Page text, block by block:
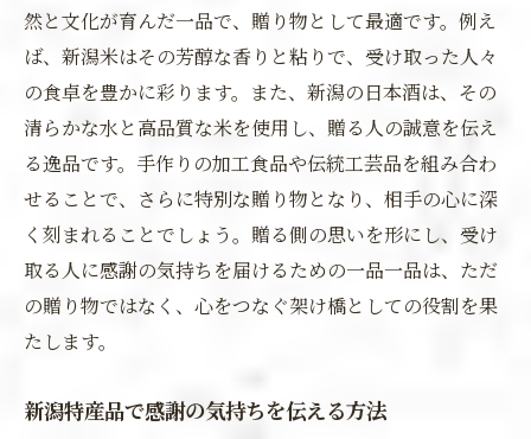
然と文化が育んだ一品で、贈り物として最適です。例え
ば、新潟米はその芳醇な香りと粘りで、受け取った人々
の食卓を豊かに彩ります。また、新潟の日本酒は、その
清らかな水と高品質な米を使用し、贈る人の誠意を伝え
る逸品です。手作りの加工食品や伝統工芸品を組み合わ
せることで、さらに特別な贈り物となり、相手の心に深
く刻まれることでしょう。贈る側の思いを形にし、受け
取る人に感謝の気持ちを届けるための一品一品は、ただ
の贈り物ではなく、心をつなぐ架け橋としての役割を果
たします。
新潟特産品で感謝の気持ちを伝える方法